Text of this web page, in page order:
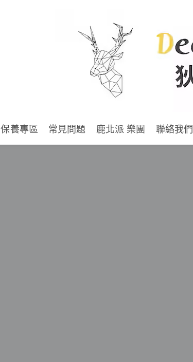
保養專區 常見問題 鹿北派 樂團 聯絡我們